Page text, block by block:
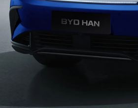
Lấy cảm hứng từ văn hoá Á
được thiết kế theo hình dáng
sự bắt mắt, bí ẩn và dễ
Bảng điều khiển trung
BYD HAN được trang bị hệ